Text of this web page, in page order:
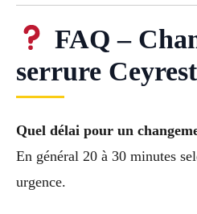
FAQ –
serrure
Quel délai pour un
En général 20 à 30 minutes
urgence.